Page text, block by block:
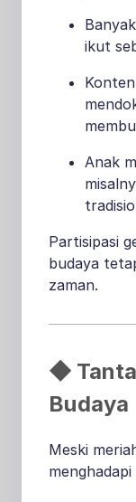
ikut
Anak
Partisipasi
budaya
zaman.
◆
Budaya
Meski